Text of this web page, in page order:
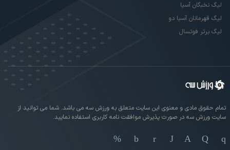
لیگ نخبگان آسیا
لیگ قهرمانان آسیا دو
لیگ برتر فوتسال
تمام حقوق مادی و معنوی این سایت متعلق به ورزش سه می باشد. شما می توانید از
سایت ورزش سه در صورت پذیرش موافقت نامه کاربری استفاده نمایید.